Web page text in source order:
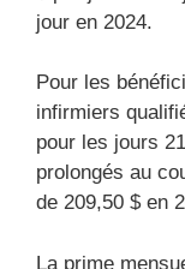
jour en 2024.
Pour les
infirmiers
pour les jours
prolongés au
de 209,50 $ en
La prime